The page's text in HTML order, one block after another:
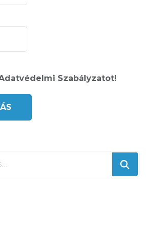
Szabályzatot!